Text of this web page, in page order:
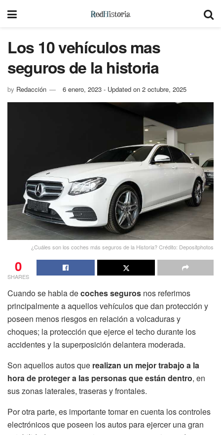
Los 10 vehículos mas
seguros de la historia
by Redacción 6 enero, 2023 - Updated on 2 octubre, 2025
¿Cuáles son los coches más seguros de la Historia? Crédito: Depositphotos
0
SHARES
Cuando se habla decoches seguros nos referimos
principalmente a aquellos vehículos que dan protección y
poseen menos riesgos en relación a volcaduras y
choques; la protección que ejerce el techo durante los
accidentes y la superposición delantera moderada.
Son aquellos autos que realizan un mejor trabajo a la
hora de proteger a las personas que están dentro, en
sus zonas laterales, traseras y frontales.
Por otra parte, es importante tomar en cuenta los controles
electrónicos que poseen los autos para ejercer una gran